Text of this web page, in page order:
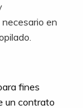
en
fines
un contrato